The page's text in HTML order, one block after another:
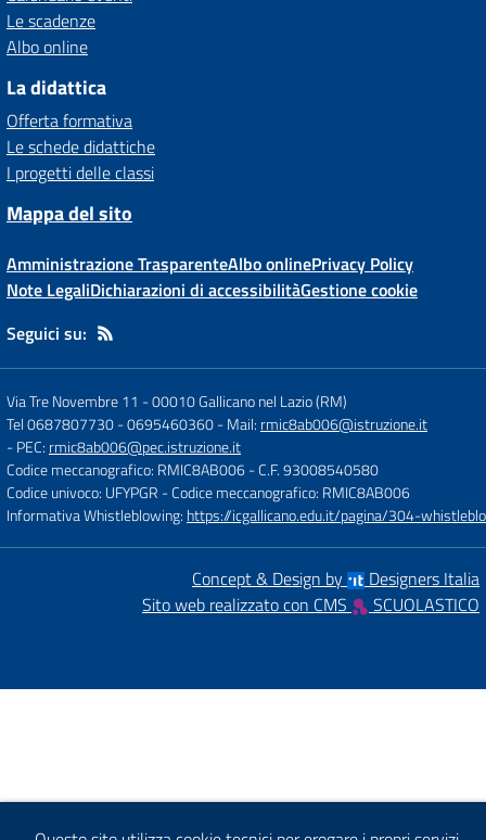
Le scadenze
Albo online
La didattica
Offerta formativa
Le schede didattiche
I progetti delle classi
Mappa del sito
Amministrazione TrasparenteAlbo onlinePrivacy Policy
Note LegaliDichiarazioni di accessibilitàGestione cookie
Seguici su:
Via Tre Novembre 11 -00010 Gallicano nel Lazio (RM)
Tel 0687807730 - 0695460360- Mail: rmic8ab006@istruzione.it
- PEC: rmic8ab006@pec.istruzione.it
Codice meccanografico: RMIC8AB006- C.F. 93008540580
Codice univoco: UFYPGR - Codice meccanografico: RMIC8AB006
Informativa Whistleblowing: https://icgallicano.edu.it/pagina/304-
Concept & Design by
Designers Italia
Sito web realizzato con CMS
SCUOLASTICO